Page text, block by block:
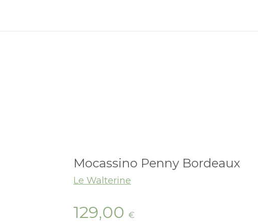
Mocassino Penny Bordeaux
Le Walterine
129,00 €